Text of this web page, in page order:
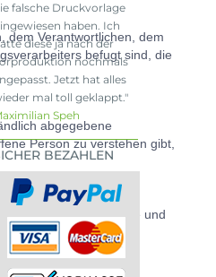
dem Verantwortlichen, dem
befugt sind, die
abgegebene
Person zu verstehen gibt,
Datenschutzgesetze und
falsche Druckvorlage
haben. Ich
diese ja nach der
nochmals
Jetzt hat alles
mal toll geklappt."
Speh
BEZAHLEN